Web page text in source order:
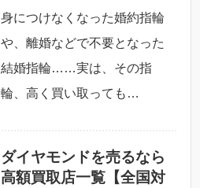
身につけなくなった婚約指輪
や、離婚などで不要となった
結婚指輪……実は、その指
輪、高く買い取っても…
ダイヤモンドを売るなら
高額買取店一覧【全国対